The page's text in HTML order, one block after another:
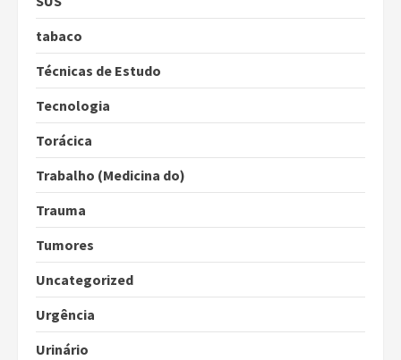
tabaco
Técnicas de Estudo
Tecnologia
Torácica
Trabalho (Medicina do)
Trauma
Tumores
Uncategorized
Urgência
Urinário